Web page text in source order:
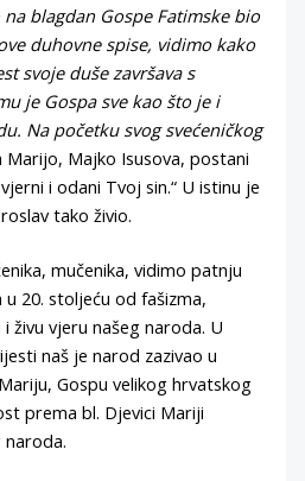
blagdan Gospe Fatimske bio
duhovne spise, vidimo kako
svoje duše završava s
je Gospa sve kao što je i
Na početku svog svećeničkog
Marijo, Majko Isusova, postani
i odani Tvoj sin.“ U istinu je
tako živio.
mučenika, vidimo patnju
20. stoljeću od fašizma,
živu vjeru našeg naroda. U
naš je narod zazivao u
Gospu velikog hrvatskog
prema bl. Djevici Mariji
naroda.